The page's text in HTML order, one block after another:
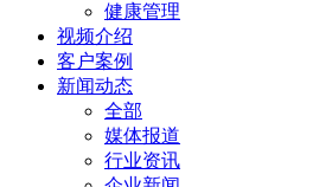
健康管理
视频介绍
客户案例
新闻动态
全部
媒体报道
行业资讯